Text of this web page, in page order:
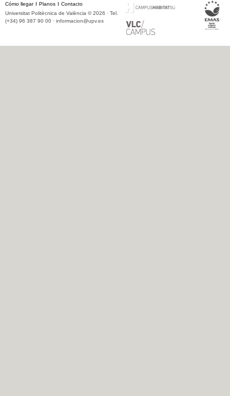
Cómo llegar Planos
Contacto
Universitat Politècnica de València © 2026 · Tel.
(+34) 96 387 90 00 · informacion@upv.es